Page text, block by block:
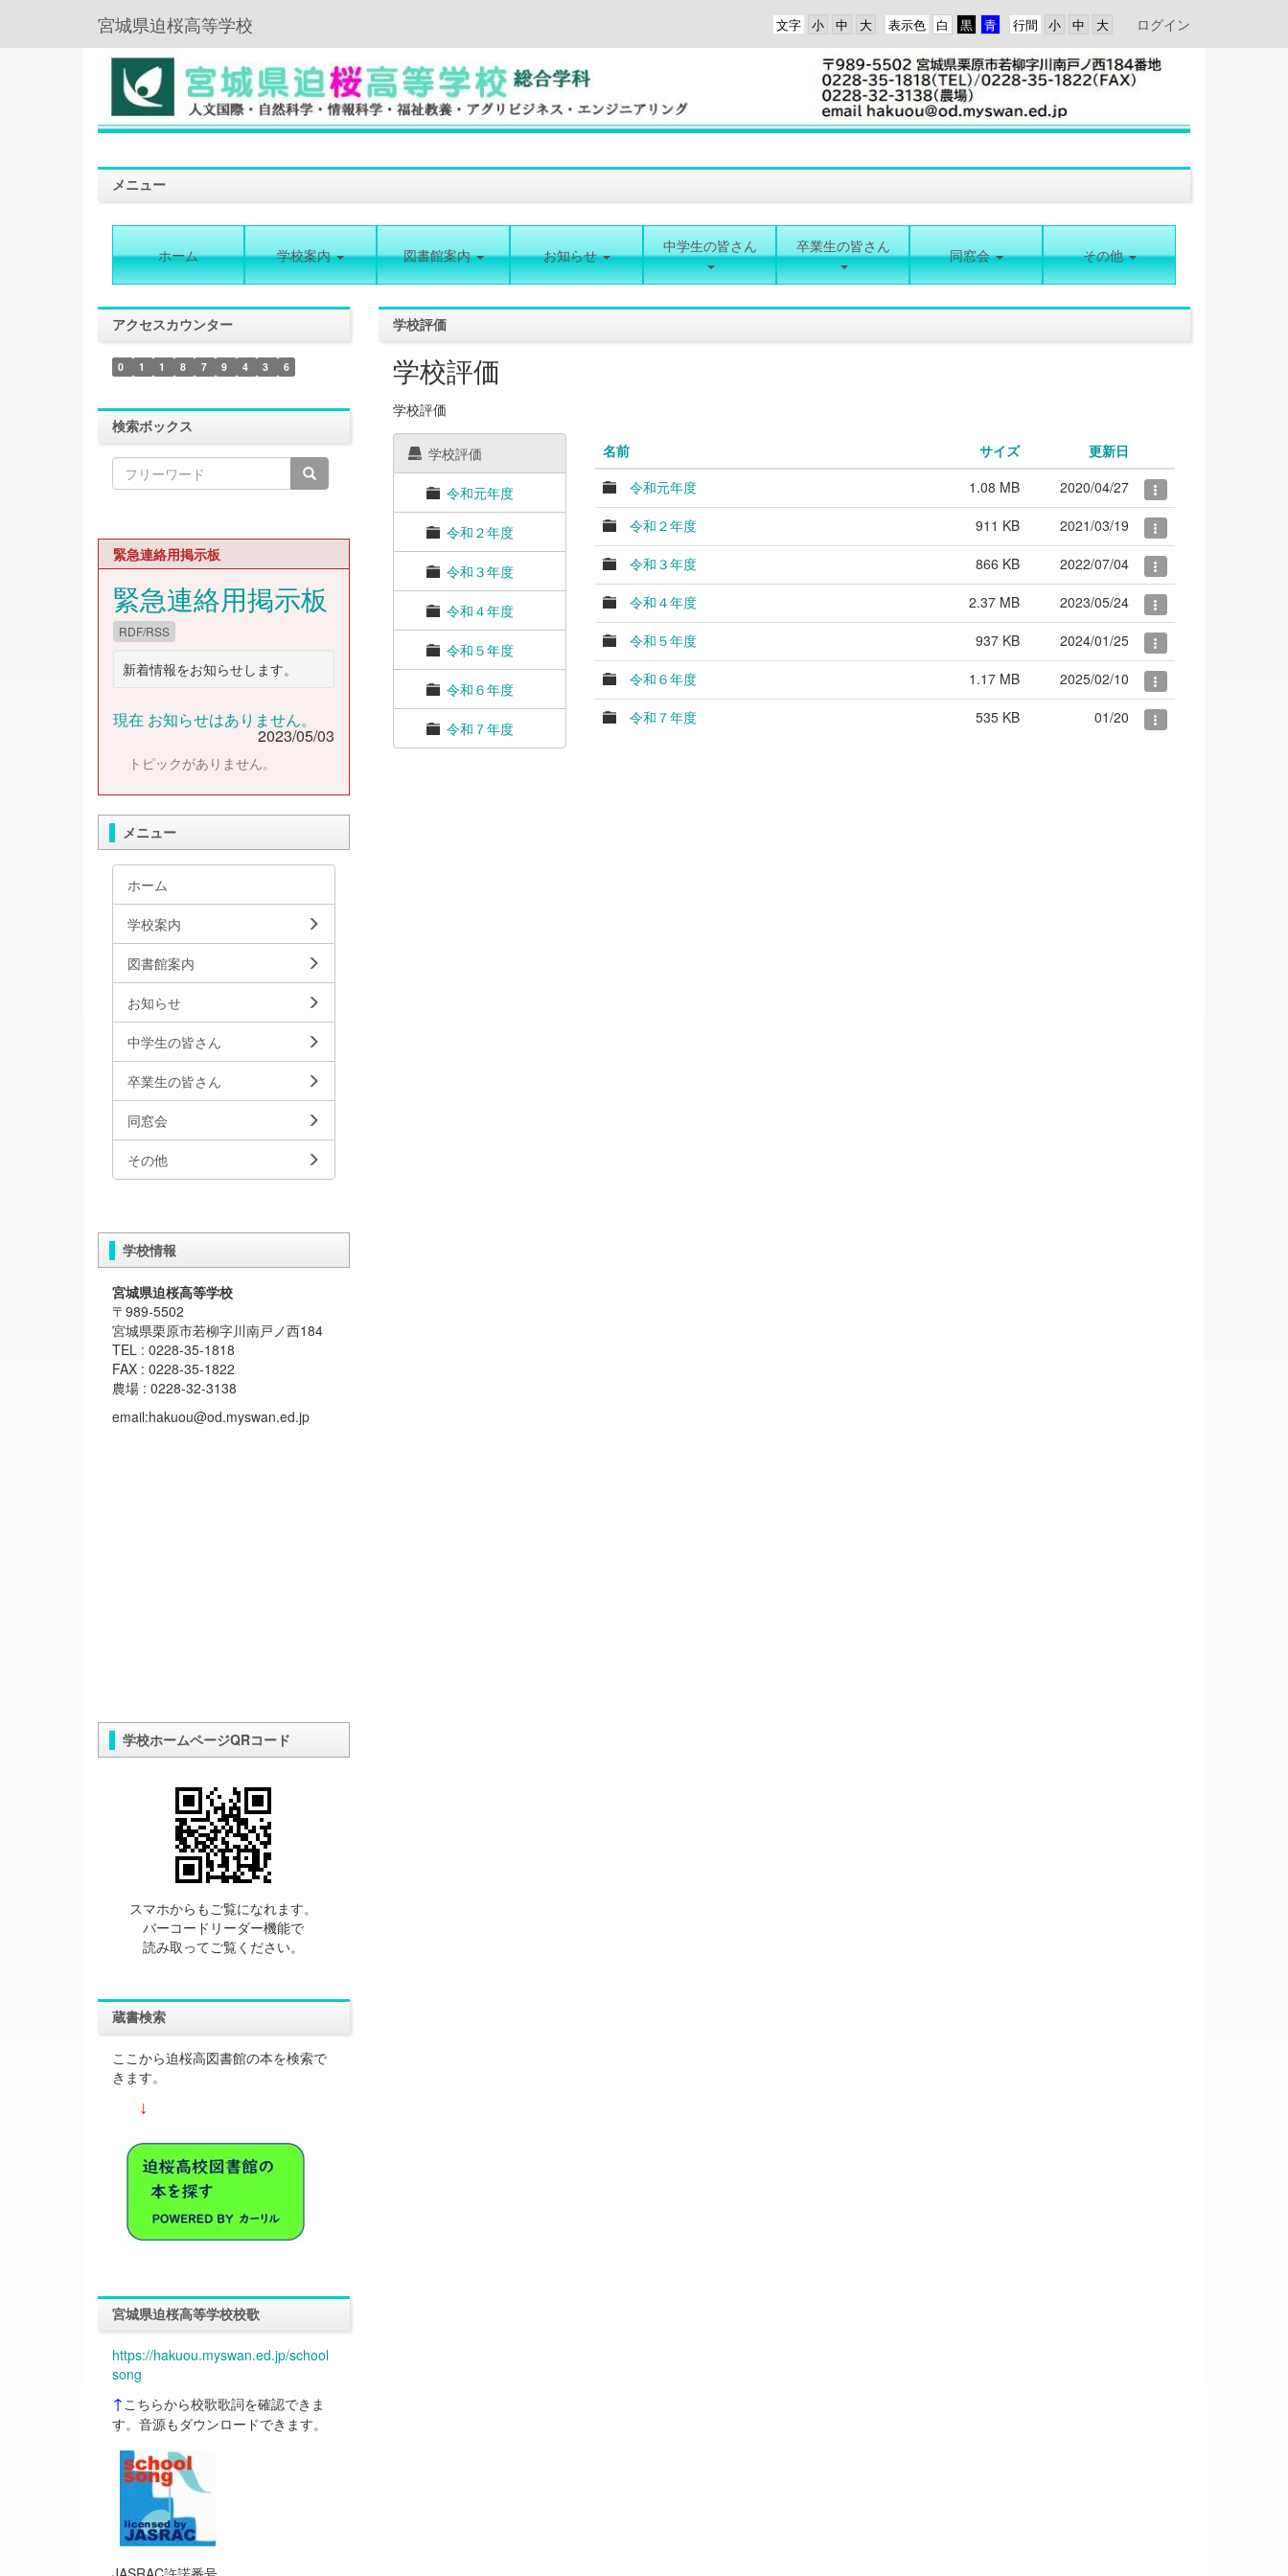
宮城県迫桜高等学校 行間
表示色
文字 ログイン
メニュー
ホーム 学校案内 図書館案内 お知らせ 中学生の皆さん 卒業生の皆さん 同窓会 その他
学校評価
学校評価
学校評価
学校評価
令和元年度
令和２年度
令和３年度
令和４年度
令和５年度
令和６年度
令和７年度
名前 サイズ
更新日
令和元年度
1.08 MB
2020/04/27
令和２年度
911 KB
2021/03/19
令和３年度
866 KB
2022/07/04
令和４年度
2.37 MB
2023/05/24
令和５年度
937 KB
2024/01/25
令和６年度
1.17 MB
2025/02/10
令和７年度
535 KB 01/20
アクセスカウンター
0 1 1 8 7 9 4 3 6
検索ボックス
緊急連絡用掲示板
緊急連絡用掲示板
RDF/RSS
新着情報をお知らせします。
現在 お知らせはありません。
2023/05/03
トピックがありません。
メニュー
ホーム
学校案内
図書館案内
お知らせ
中学生の皆さん
卒業生の皆さん
同窓会
その他
学校情報
宮城県迫桜高等学校
〒989-5502
宮城県栗原市若柳字川南戸ノ西184
TEL : 0228-35-1818
FAX : 0228-35-1822
農場 : 0228-32-3138
email:hakuou@od.myswan.ed.jp
学校ホームページQRコード
スマホからもご覧になれます。
バーコードリーダー機能で
読み取ってご覧ください。
蔵書検索
ここから迫桜高図書館の本を検索で
きます。
↓
宮城県迫桜高等学校校歌
https://hakuou.myswan.ed.jp/school
song
↑ こちらから校歌歌詞を確認できま
す。音源もダウンロードできます。